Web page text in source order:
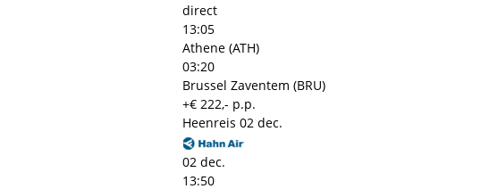
direct
13:05
Athene (ATH)
03:20
Brussel Zaventem (BRU)
+€ 222,- p.p.
Heenreis 02 dec.
02 dec.
13:50